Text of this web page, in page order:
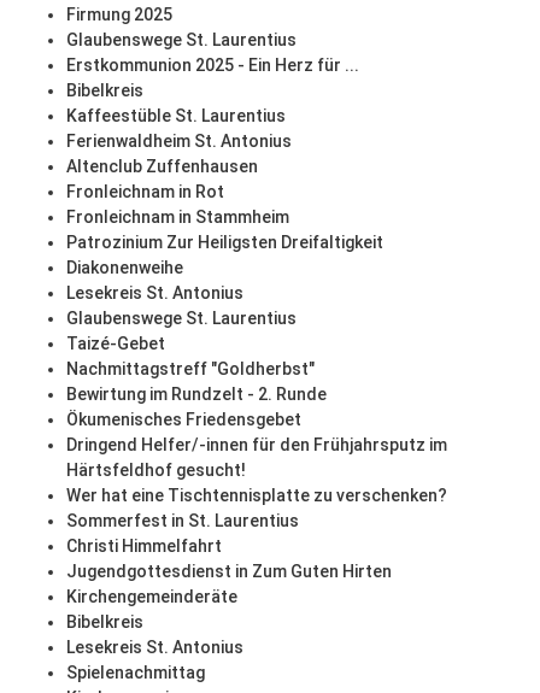
Firmung 2025
Glaubenswege St. Laurentius
Erstkommunion 2025 - Ein Herz für ...
Bibelkreis
Kaffeestüble St. Laurentius
Ferienwaldheim St. Antonius
Altenclub Zuffenhausen
Fronleichnam in Rot
Fronleichnam in Stammheim
Patrozinium Zur Heiligsten Dreifaltigkeit
Diakonenweihe
Lesekreis St. Antonius
Glaubenswege St. Laurentius
Taizé-Gebet
Nachmittagstreff "Goldherbst"
Bewirtung im Rundzelt - 2. Runde
Ökumenisches Friedensgebet
Dringend Helfer/-innen für den Frühjahrsputz im
Härtsfeldhof gesucht!
Wer hat eine Tischtennisplatte zu verschenken?
Sommerfest in St. Laurentius
Christi Himmelfahrt
Jugendgottesdienst in Zum Guten Hirten
Kirchengemeinderäte
Bibelkreis
Lesekreis St. Antonius
Spielenachmittag